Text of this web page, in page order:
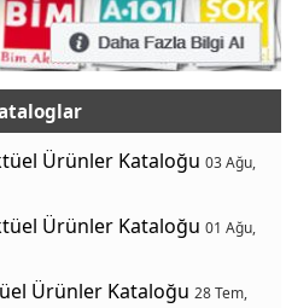
Ürünler Kataloğu 03 Ağu,
Ürünler Kataloğu 01 Ağu,
Ürünler Kataloğu 28 Tem,